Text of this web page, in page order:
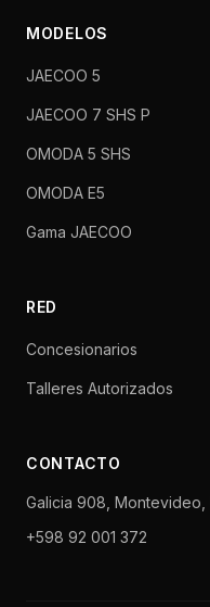
MODELOS
JAECOO 5
JAECOO 7 SHS P
OMODA 5 SHS
OMODA E5
Gama JAECOO
RED
Concesionarios
Talleres Autorizados
CONTACTO
Galicia 908, Montevideo,
+598 92 001 372